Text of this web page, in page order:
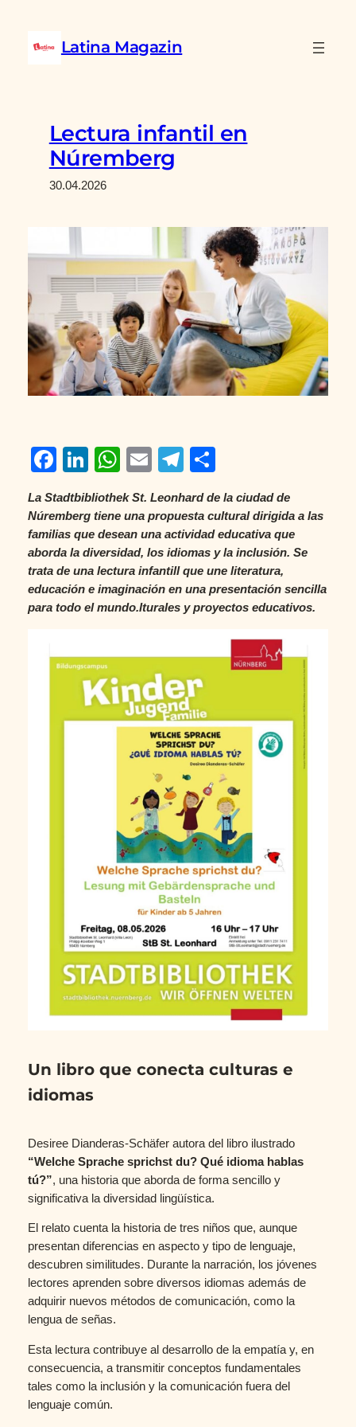
contenido Latina Magazin
Lectura infantil en
Núremberg
30.04.2026
Facebook
LinkedIn
WhatsApp
EmailTelegram
La Stadtbibliothek St. Leonhard de la ciudad de
Núremberg tiene una propuesta cultural dirigida a las
familias que desean una actividad educativa que
aborda la diversidad, los idiomas y la inclusión. Se
trata de una lectura infantill que une literatura,
educación e imaginación en una presentación sencilla
para todo el mundo.lturales y proyectos educativos.
Un libro que conecta culturas e
idiomas
Desiree Dianderas-Schäfer autora del libro ilustrado
“Welche Sprache sprichst du? Qué idioma hablas
tú?”, una historia que aborda de forma sencillo y
significativa la diversidad lingüística.
El relato cuenta la historia de tres niños que, aunque
presentan diferencias en aspecto y tipo de lenguaje,
descubren similitudes. Durante la narración, los jóvenes
lectores aprenden sobre diversos idiomas además de
adquirir nuevos métodos de comunicación, como la
lengua de señas.
Esta lectura contribuye al desarrollo de la empatía y, en
consecuencia, a transmitir conceptos fundamentales
tales como la inclusión y la comunicación fuera del
lenguaje común.